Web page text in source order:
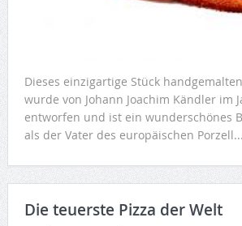
Dieses einzigartige Stück
wurde von Johann Joachim Kändler im
entworfen und ist ein wunderschönes
als der Vater des europäischen Porzell...
Die teuerste Pizza der Welt